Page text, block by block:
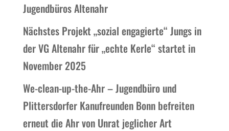
Jugendbüros Altenahr
Nächstes Projekt „sozial engagierte“ Jungs in
der VG Altenahr für „echte Kerle“ startet in
November 2025
We-clean-up-the-Ahr – Jugendbüro und
Plittersdorfer Kanufreunden Bonn befreiten
erneut die Ahr von Unrat jeglicher Art